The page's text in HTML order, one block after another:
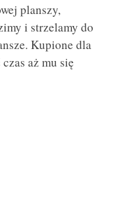
planszy,
i strzelamy do
Kupione dla
aż mu się